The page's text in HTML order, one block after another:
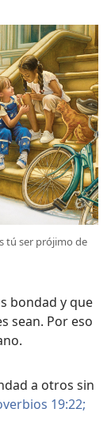
tú ser prójimo de
bondad y que
sean. Por eso
a otros sin
19:22;